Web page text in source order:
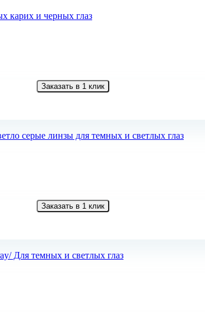
Заказать в 1 клик
Заказать в 1 клик